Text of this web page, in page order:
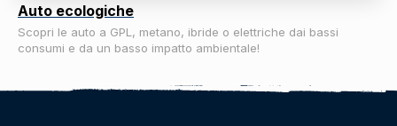
Auto ecologiche
Scopri le auto a GPL, metano, ibride o elettriche dai bassi
consumi e da un basso impatto ambientale!